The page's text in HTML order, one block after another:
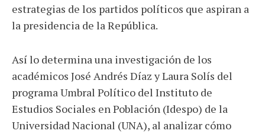
estrategias de los partidos políticos que aspiran a
la presidencia de la República.
Así lo determina una investigación de los
académicos José Andrés Díaz y Laura Solís del
programa Umbral Político del Instituto de
Estudios Sociales en Población (Idespo) de la
Universidad Nacional (UNA), al analizar cómo